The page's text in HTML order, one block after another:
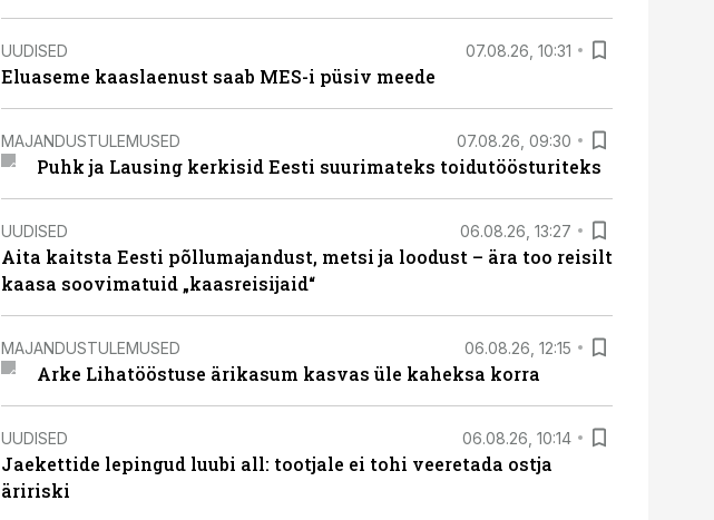
UUDISED 07.08.26, 10:31
Eluaseme kaaslaenust saab MES-i püsiv meede
MAJANDUSTULEMUSED 07.08.26, 09:30
Puhk ja Lausing kerkisid Eesti suurimateks toidutöösturiteks
UUDISED 06.08.26, 13:27
Aita kaitsta Eesti põllumajandust, metsi ja loodust – ära too reisilt
kaasa soovimatuid „kaasreisijaid“
MAJANDUSTULEMUSED 06.08.26, 12:15
Arke Lihatööstuse ärikasum kasvas üle kaheksa korra
UUDISED 06.08.26, 10:14
Jaekettide lepingud luubi all: tootjale ei tohi veeretada ostja
äririski